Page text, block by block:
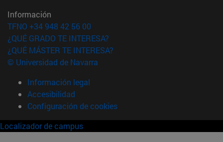
Información
TFNO +34 948 42 56 00
¿QUÉ GRADO TE INTERESA?
¿QUÉ MÁSTER TE INTERESA?
© Universidad de Navarra
Información legal
Accesibilidad
Configuración de cookies
Localizador de campus